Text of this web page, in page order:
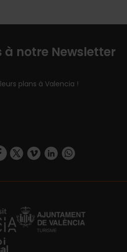
notre Newsletter
plans à Valencia !
visit_valencia/
user/
www.facebook.com/
https://twitter.com/
https://vimeo.com/
https://www.linkedin.com/company/turismo-valencia/https://api.whatsapp.com/send/